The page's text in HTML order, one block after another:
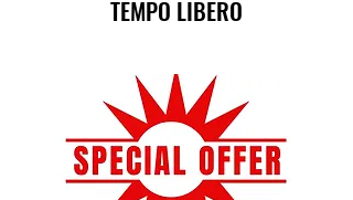
TEMPO LIBERO